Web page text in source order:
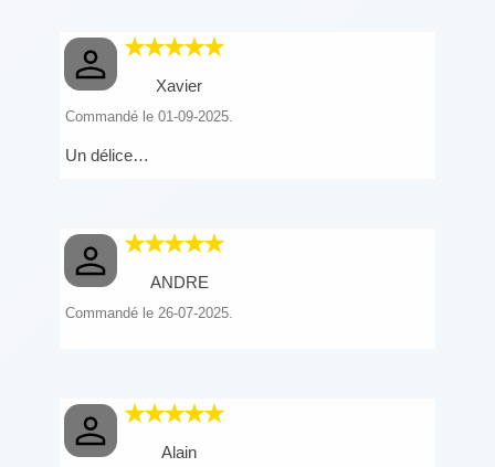
Xavier
Commandé le 01-09-2025.
Un délice…
ANDRE
Commandé le 26-07-2025.
Alain